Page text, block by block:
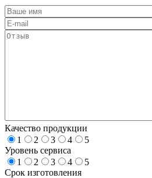
Качество продукции
1
2 3 4
5
Уровень сервиса
1
2 3 4
5
Срок изготовления